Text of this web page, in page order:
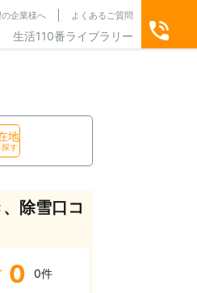
企業様へ よくあるご質問
生活110番ライブラリー
地
探す
除雪口コ
0 0件